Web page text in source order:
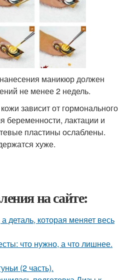
маникюр должен
не менее 2 недель.
зависит от гормонального
лактации и
пластины ослаблены.
хуже.
на сайте:
деталь, которая меняет весь
что нужно, а что лишнее.
(2 часть).